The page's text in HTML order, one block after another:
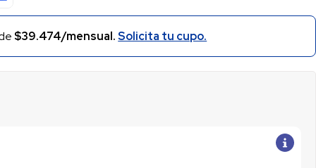
y acelera
resultados!
$39.474/mensual.Solicita tu cupo.